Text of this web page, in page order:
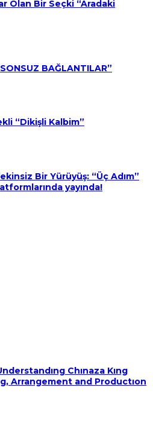
Olan Bir Seçki “Aradaki
BAĞLANTILAR”
“Dikişli Kalbim”
Bir Yürüyüş: “Üç Adım”
yayında!
Chınaza Kıng
Arrangement and Productıon